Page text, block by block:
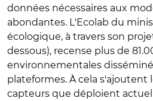
données nécessaires aux
abondantes. L'Ecolab du
écologique, à travers son
dessous), recense plus de
environnementales
plateformes. À cela s'ajoutent
capteurs que déploient